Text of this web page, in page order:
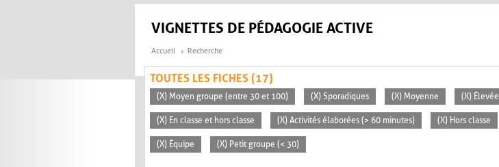
VIGNETTES DE PÉDAGOGIE ACTIVE
Accueil Recherche
TOUTES LES FICHES (17)
(X) Moyen groupe (entre 30 et 100) (X) Sporadiques (X) Moyenne (X) Élevée
(X) En classe et hors classe (X) Activités élaborées (> 60 minutes) (X) Hors classe
(X) Équipe (X) Petit groupe (< 30)